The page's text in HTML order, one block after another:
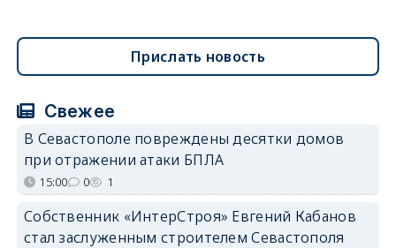
Прислать новость
Свежее
В Севастополе повреждены десятки домов
при отражении атаки БПЛА
15:00 0 1
Собственник «ИнтерСтроя» Евгений Кабанов
стал заслуженным строителем Севастополя